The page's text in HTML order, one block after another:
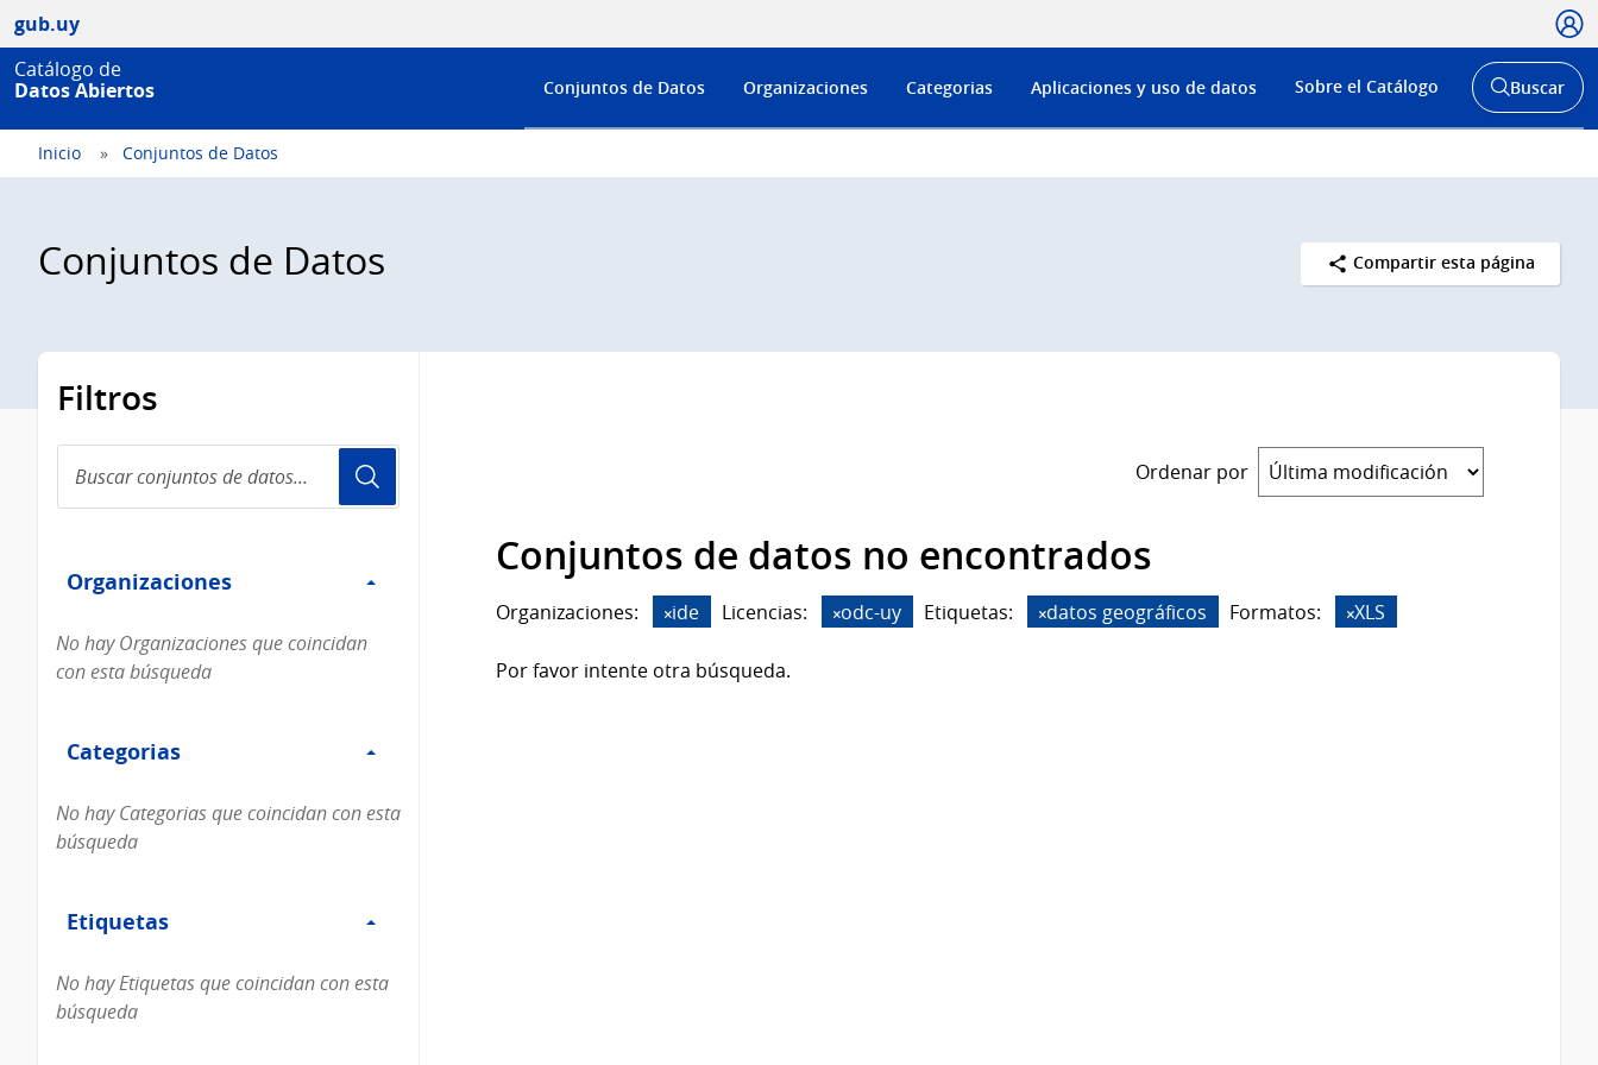
gub.uy
Catálogo de
Datos Abiertos
Menú
de
Conjuntos de Datos Organizaciones Categorias Aplicaciones y uso de datos Sobre el Catálogo
Abrir
buscador
Buscar
Inicio Conjuntos de Datos
Conjuntos de Datos Compartir esta página
Filtros
conjuntos
de
Organizaciones
Organizaciones
No hay Organizaciones que coincidan
con esta búsqueda
Categorias
Categorias
No hay Categorias que coincidan con esta
búsqueda
Etiquetas
Etiquetas
No hay Etiquetas que coincidan con esta
búsqueda
Ordenar por
Conjuntos de datos no encontrados
Organizaciones: ide Licencias: odc-uy Etiquetas: datos geográficos Formatos: XLS
Por favor intente otra búsqueda.